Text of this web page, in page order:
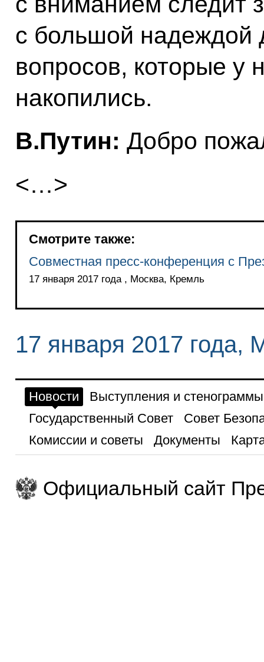
с большой надеждой
вопросов, которые у
накопились.
В.Путин: Добро
<…>
Смотрите также:
Совместная пресс-конференция с
17 января 2017 года , Москва, Кремль
17 января 2017 года,
Новости
Выступления и стенограммы
Государственный Совет
Совет
Комиссии и советы
Документы
Официальный сайт